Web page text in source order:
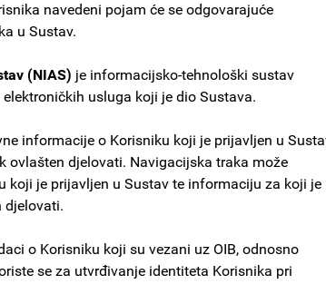
navedeni pojam će se odgovarajuće
u Sustav.
(NIAS) je informacijsko-tehnološki sustav
usluga koji je dio Sustava.
informacije o Korisniku koji je prijavljen u
ovlašten djelovati. Navigacijska traka može
koji je prijavljen u Sustav te informaciju za koji je
djelovati.
o Korisniku koji su vezani uz OIB, odnosno
se za utvrđivanje identiteta Korisnika pri